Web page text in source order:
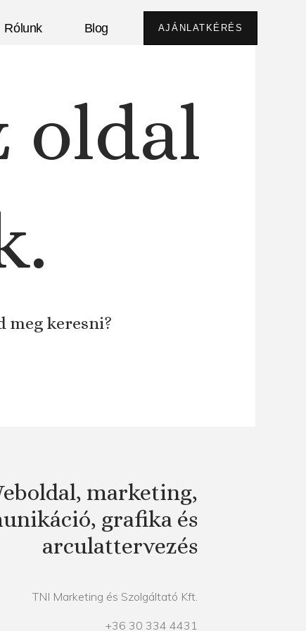
Rólunk Blog AJÁNLATKÉRÉS
oldal
meg keresni?
marketing,
grafika és
arculattervezés
TNI Marketing és Szolgáltató Kft.
+36 30 334 4431